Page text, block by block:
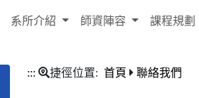
系所介紹 師資陣容 課程規劃
::: 捷徑位置: 首頁 聯絡我們